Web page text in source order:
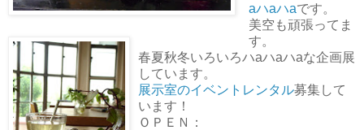
aハaハaです。
美空も頑張ってま
す。
春夏秋冬いろいろハaハaハaな企画展
しています。
展示室のイベントレンタル募集して
います！
ＯＰＥＮ：